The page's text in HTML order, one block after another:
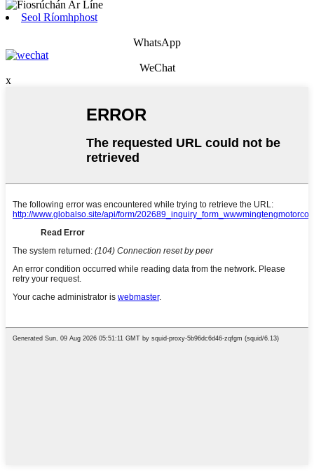
Seol Ríomhphost
WhatsApp
WeChat
x